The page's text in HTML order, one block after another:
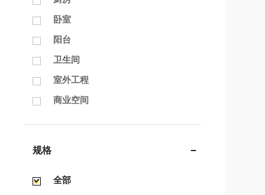
卧室
阳台
卫生间
室外工程
商业空间
规格
全部